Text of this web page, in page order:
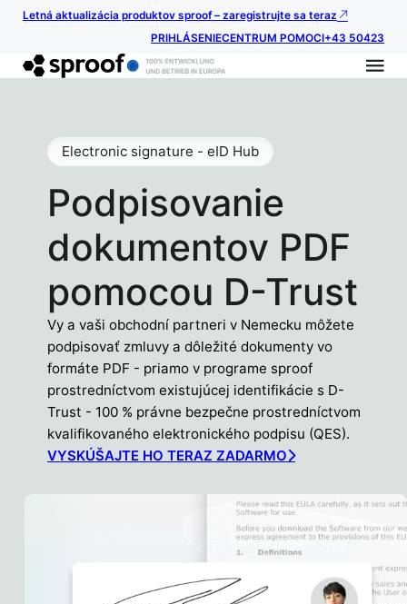
Letná aktualizácia produktov sproof – zaregistrujte sa teraz
PRIHLÁSENIECENTRUM POMOCI+43 50423
Podpisovanie
dokumentov PDF
pomocou D-Trust
Electronic signature - eID Hub
Vy a vaši obchodní partneri v Nemecku môžete
podpisovať zmluvy a dôležité dokumenty vo
formáte PDF - priamo v programe sproof
prostredníctvom existujúcej identifikácie s D-
Trust - 100 % právne bezpečne prostredníctvom
kvalifikovaného elektronického podpisu (QES).
VYSKÚŠAJTE HO TERAZ ZADARMO